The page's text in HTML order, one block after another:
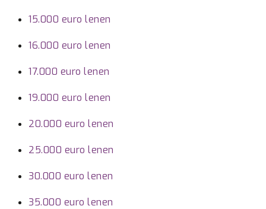
15.000 euro lenen
16.000 euro lenen
17.000 euro lenen
19.000 euro lenen
20.000 euro lenen
25.000 euro lenen
30.000 euro lenen
35.000 euro lenen